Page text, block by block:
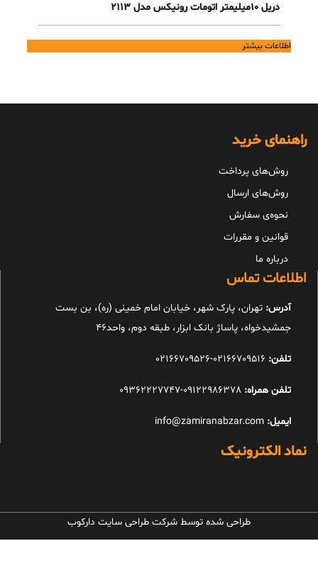
دریل 10میلیمتر اتومات رونیکس مدل 2113
اطلاعات بیشتر
راهنمای خرید
روش‌های پرداخت
روش‌های ارسال
نحوه‌ی سفارش
قوانین و مقررات
درباره ما
اطلاعات تماس
آدرس: تهران، پارک شهر، خیابان امام خمینی (ره)، بن بست
جمشیدخواه، پاساژ بانک ابزار، طبقه دوم، واحد46
تلفن:
تلفن همراه: 09122986378-09362227747
ایمیل:
نماد الکترونیک
طراحی شده توسط شرکت طراحی سایت دارکوب